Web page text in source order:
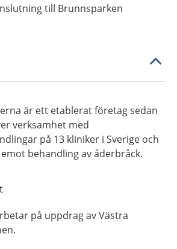
till Brunnsparken
är ett etablerat företag sedan
verksamhet med
på 13 kliniker i Sverige och
behandling av åderbråck.
på uppdrag av Västra